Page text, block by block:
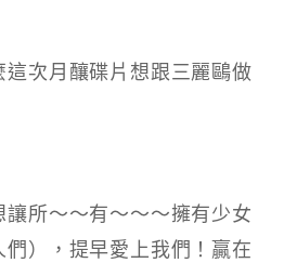
次月釀碟片想跟三麗鷗做
所～～有～～～擁有少女
），提早愛上我們！贏在